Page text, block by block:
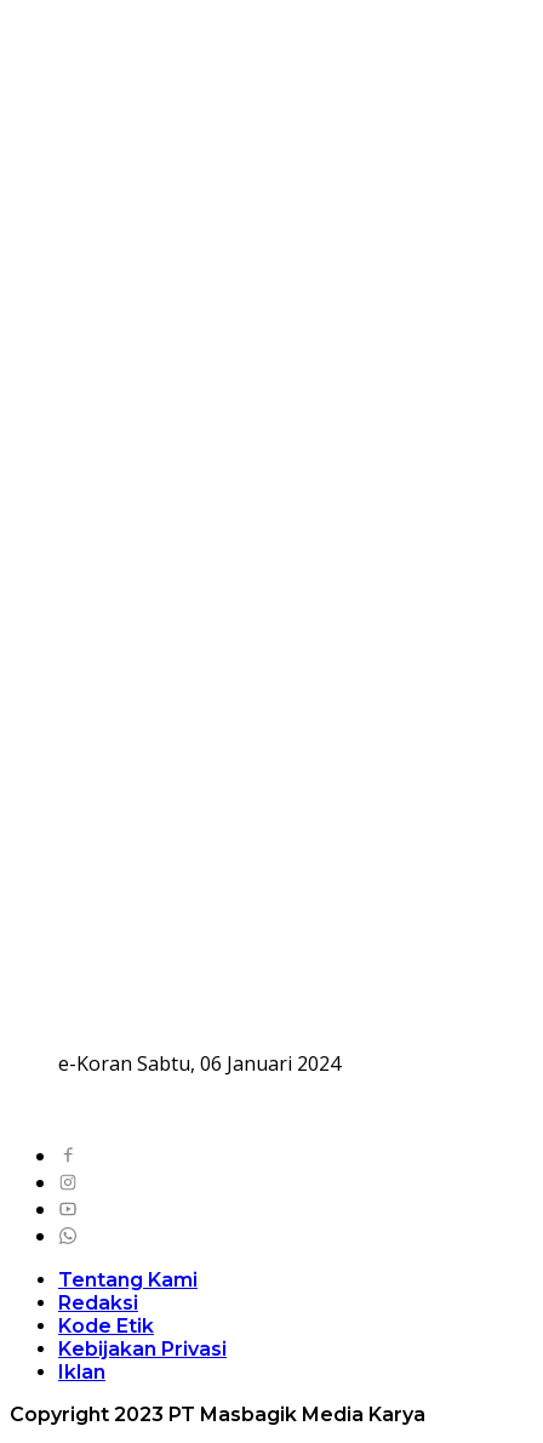
e-Koran Sabtu, 06 Januari 2024
Tentang Kami
Redaksi
Kode Etik
Kebijakan Privasi
Iklan
Copyright 2023 PT Masbagik Media Karya